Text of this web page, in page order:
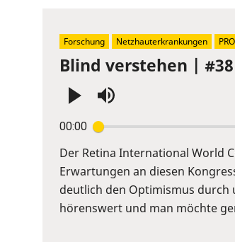
Blind verstehen |
00:00
Enter
or
Space
to
show
Der Retina International World
Erwartungen an diesen
deutlich den Optimismus durch
hörenswert und man möchte
Forschung Netzhauterkrankungen